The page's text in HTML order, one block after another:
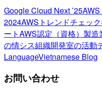
Google Cloud Next ’25
2024AWSトレンドチェック
ートAWS認定（資格） 製造
の情シス組織開発室の活動
LanguageVietnamese Blog
お問い合わせ